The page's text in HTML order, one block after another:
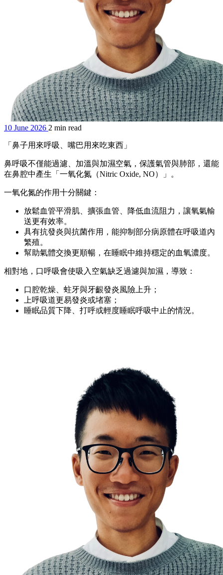
10 June 2026 2 min read
「鼻子用來呼吸、嘴巴用來吃東西」
鼻呼吸不僅能過濾、加溫與加濕空氣，保護氣管與肺部，還能
在鼻腔中產生「一氧化氮（Nitric Oxide, NO）」。
一氧化氮的作用十分關鍵：
放鬆血管平滑肌、擴張血管、降低血流阻力，讓氧氣輸
送更有效率。
具有抗發炎與抗菌作用，能抑制部分病原體在呼吸道內
繁殖。
幫助氣體交換更順暢，在睡眠中維持穩定的血氧濃度。
相對地，口呼吸會使吸入空氣缺乏過濾與加濕，導致：
口腔乾燥、蛀牙與牙齦發炎風險上升；
上呼吸道更易發炎或堵塞；
睡眠品質下降、打呼或輕度睡眠呼吸中止的情況。